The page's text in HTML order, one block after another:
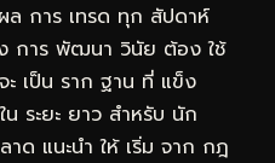
การ เทรด ทุก สัปดาห์
การ พัฒนา วินัย ต้อง ใช้
ะ เป็น ราก ฐาน ที่ แข็ง
ระยะ ยาว สำหรับ นัก
ด แนะนำ ให้ เริ่ม จาก กฎ